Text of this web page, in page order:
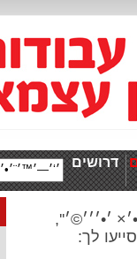
דרושים
לך: